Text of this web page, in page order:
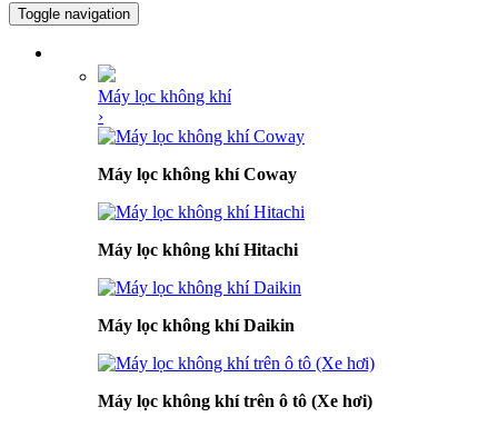
Toggle navigation
Máy lọc không khí
›
Máy lọc không khí Coway
Máy lọc không khí Hitachi
Máy lọc không khí Daikin
Máy lọc không khí trên ô tô (Xe hơi)